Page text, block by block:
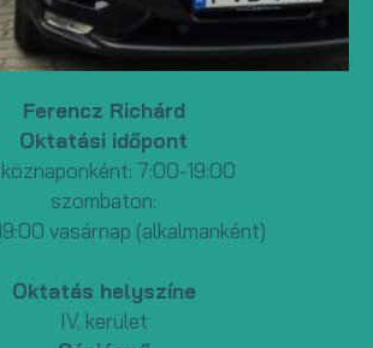
Ferencz Richárd
Oktatási időpont
7:00-19:00
szombaton:
vasárnap (alkalmanként)
Oktatás helyszíne
IV. kerület